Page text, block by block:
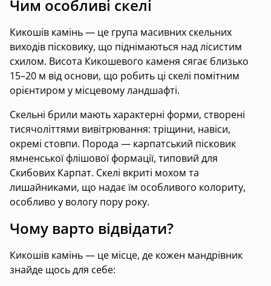
Чим особливі скелі
Кикошів камінь — це група масивних скельних
виходів пісковику, що піднімаються над лісистим
схилом. Висота Кикошевого каменя сягає близько
15–20 м від основи, що робить ці скелі помітним
орієнтиром у місцевому ландшафті.
Скельні брили мають характерні форми, створені
тисячоліттями вивітрювання: тріщини, навіси,
окремі стовпи. Порода — карпатський пісковик
ямненської флішової формації, типовий для
Скибових Карпат. Скелі вкриті мохом та
лишайниками, що надає їм особливого колориту,
особливо у вологу пору року.
Чому варто відвідати?
Кикошів камінь — це місце, де кожен мандрівник
знайде щось для себе: